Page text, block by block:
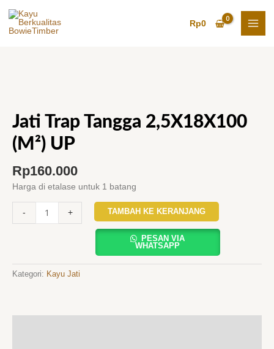
konten
Rp0
Jati Trap Tangga 2,5X18X100
(M²) UP
Rp160.000
Harga di etalase untuk 1 batang
-
Jati
Trap
2,5X18X100
(M²)
UP
+ TAMBAH KE KERANJANG
PESAN VIA
WHATSAPP
Kategori: Kayu Jati
Trap
Tangga